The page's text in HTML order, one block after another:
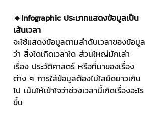
🔸Infographic ประเภทแสดงข้อมูลเป็น
เส้นเวลา
จะใช้แสดงข้อมูลตามลำดับเวลาของข้อมูล
ว่า สิ่งใดเกิดเวลาใด ส่วนใหญ่มักเล่า
เรื่อง ประวัติศาสตร์ หรือที่มาของเรื่อง
ต่าง ๆ การใส่ข้อมูลต้องไม่ใสยืดยาวเกิน
ไป เน้นให้เข้าใจว่าช่วงเวลานี้เกิดเรื่องอะไร
ขึ้น